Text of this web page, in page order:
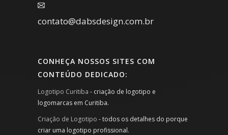
contato@dabsdesign.com.br
CONHEÇA NOSSOS SITES COM
CONTEÚDO DEDICADO:
Logotipo Curitiba - criação de logotipo e
logomarcas em Curitiba.
Criação de Logotipo - todos os detalhes do porque
criar uma logotipo profissional.